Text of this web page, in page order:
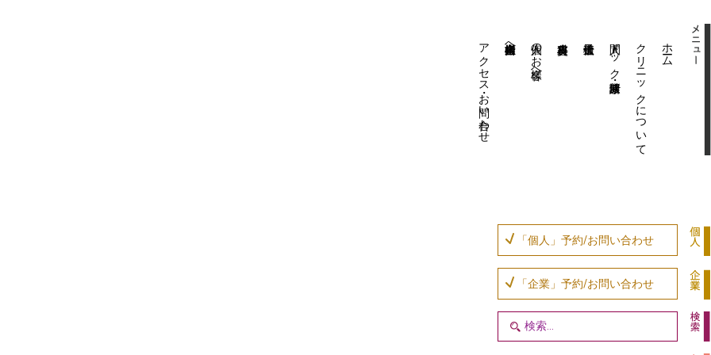
アクセス・お問い合わせ 企業内担当者様へ 個人のお客様へ 人間ドック・健康診断 クリニックについて ホーム
「個人」予約/お問い合わせ
「企業」予約/お問い合わせ